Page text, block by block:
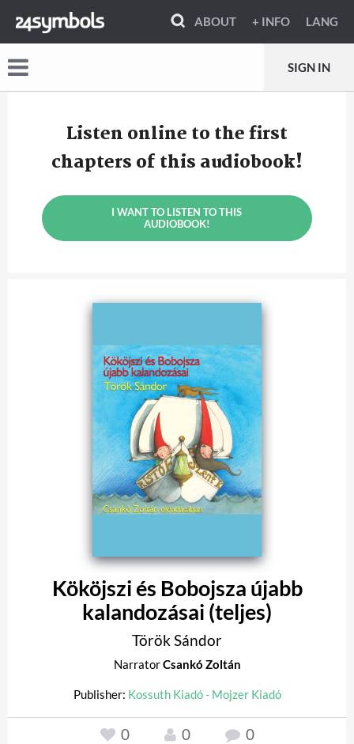
ABOUT + INFO LANG
SIGN IN
Listen online to the first
chapters of this audiobook!
I WANT TO LISTEN TO THIS
AUDIOBOOK!
Kököjszi és Bobojsza újabb
kalandozásai (teljes)
Török Sándor
NarratorCsankó Zoltán
Publisher: Kossuth Kiadó - Mojzer Kiadó
0 0 0